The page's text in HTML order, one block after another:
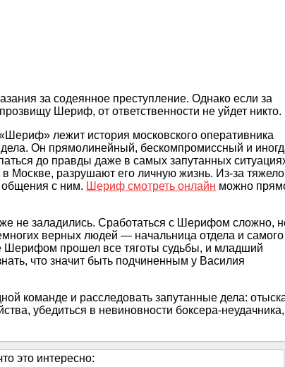
за содеянное преступление. Однако если за
Шериф, от ответственности не уйдет никто.
лежит история московского оперативника
Он прямолинейный, бескомпромиссный и
до правды даже в самых запутанных
Москве, разрушают его личную жизнь. Из-за
общения с ним. Шериф смотреть онлайн можно
не заладились. Сработаться с Шерифом сложно,
верных людей — начальница отдела и самого
Шерифом прошел все тяготы судьбы, и младший
что значит быть подчиненным у Василия
команде и расследовать запутанные дела:
убедиться в невиновности боксера-неудачника,
это интересно: